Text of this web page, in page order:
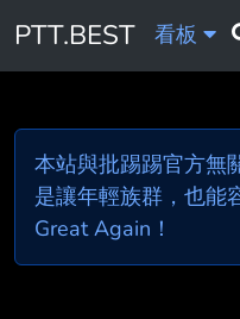
PTT.BEST 看板
本站與批踢踢官方無
是讓年輕族群，也能
Great Again！